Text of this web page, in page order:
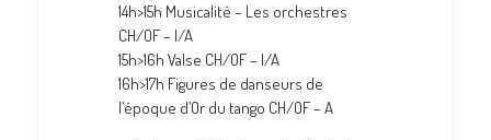
14h>15h Musicalité – Les orchestres
CH/OF – I/A
15h>16h Valse CH/OF – I/A
16h>17h Figures de danseurs de
l’époque d’Or du tango CH/OF – A